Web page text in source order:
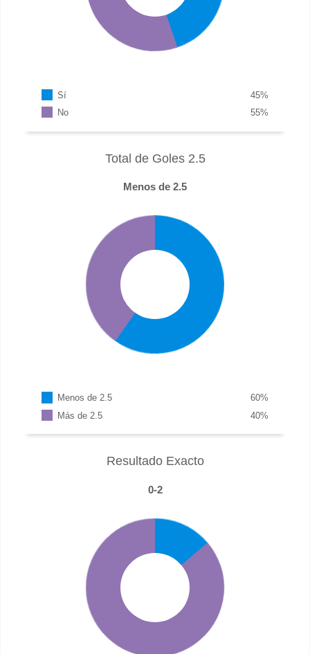
Sí %
45
No
%
55
Total de Goles 2.5
Menos de 2.5
Menos de 2.5 %
60
Más de 2.5
%
40
Resultado Exacto
0-2